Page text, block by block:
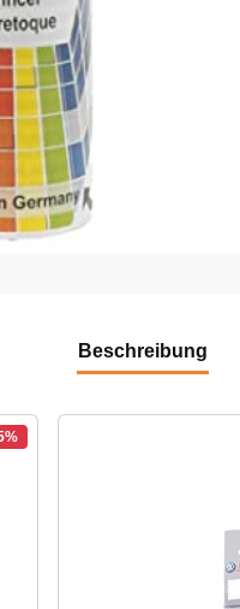
Beschreibung